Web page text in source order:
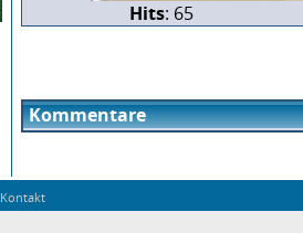
Hits: 65
Kommentare
Kontakt